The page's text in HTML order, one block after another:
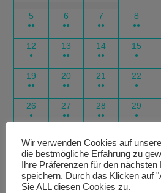
5
●●
6
●●
7
●●
8
●●
12
●
13
●●
14
●●
15
●
19
●●
20
●●
21
●●
22
●
26
●
27
●●
28
●●
29
●
Subscribe
in
Google
Subscribe
in
Outlook
for
Wir verwenden Cookies auf
die bestmögliche Erfahrung zu
Ihre Präferenzen für den
speichern. Durch das Klicken auf
Sie ALL diesen Cookies zu.